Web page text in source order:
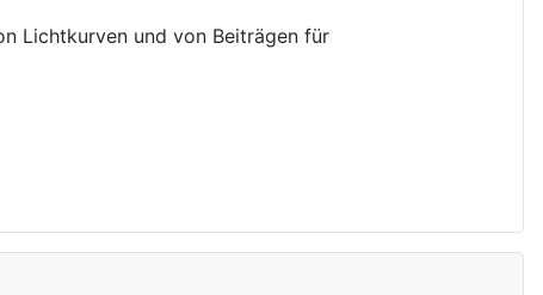
Lichtkurven und von Beiträgen für